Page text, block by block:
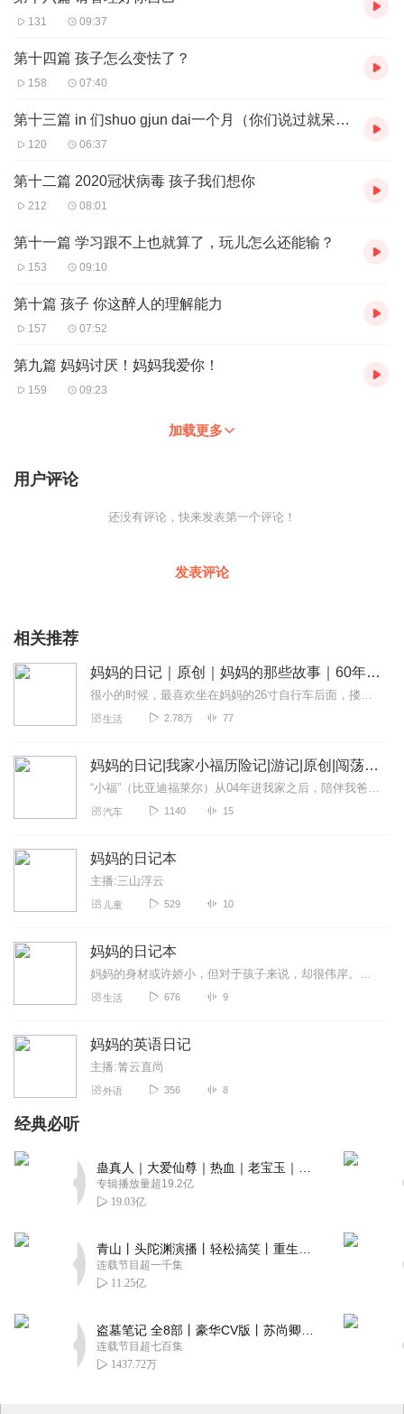
直到到了日子，剖腹产手术时医生把他真的从我肚子里拿出来的时
可能听到这里，你就有想骂我的冲动了吧，但这只是我不负责任的
有了孩子，对我的生活冲击太大了。了解我的朋友可能会对此嗤之
我宁可降低自己的生活质量也一定坚持把阿姨的工资发出来，因为
我不知道该如何对待这个小生命。
我怕我没有自由了。。。
得居家，变得有责任感，各种母性光辉闪闪发光。。。可是，我这
个女人也变了。。。变得焦虑，不知道什么时候才能再出门旅游，
类似于我的孩子好可怜不能喝母乳长大之类。。。而是，灵光一
是不是可以出门了？想到这些，发着高烧的我当时应该笑得很由
看去，很新鲜很有趣，但是真的我和他还不太熟的感觉。。。毕竟
子，转身冲出门跑出去玩儿了。玩儿的很开心，开心到，都忘了问
姨的房间已经熄灯，孩子和阿姨已经睡下了。有了一点点自责，一
点点想念，可第二天当自责和思念烟消云散后还是嘱咐好阿姨，转
转眼几个月过去，带娃的技能我几乎都还不熟练，什么事都还得问
阿姨，可度过了前四个月的合同期，阿姨该开始正常隔周周末休
了。于是我终于惊慌失措忐忑不安的迎来了需要直接面对孩子的时
刻。
不知道该和他说什么，不知道哭了的原因是什么，不知道拉完屎到
底洗干净屁屁没有而一遍遍的再把尿布撕开看看，晚上要喂3次奶，
所以我干脆不睡了。就侧卧在床上支着头等他下一次醒来或喝奶或
还尿布。熬了两个晚上，终于把休假结束的阿姨盼了回来。心里就
感到底在哪里？我的母性光环到底在哪里？
曾经一度，我特别自豪和爱炫耀的就是，我家的阿姨特别好，对孩
炫耀时的听众们在心里都会默默的说，你是个不负责任的妈妈。只
是当时的我，更恐惧带娃这件事，所以拼命的对阿姨好。关于孩子
的问题，阿姨说的都对，只要不用我费心，阿姨可以决定一切事
宜。客观的说，阿姨确实是个难得的好阿姨，她无奈于我对孩子的
陪伴抗拒，无奈于我的贪玩儿，而更发自内心的疼爱我的孩子。这
是这一年来我在努力归位为一个妈妈时阿姨和我聊天谈到的。而当
时的我，并没有觉察。
随着孩子的长大，开始变得和人可以互动的时候，我突然慢慢觉得
觉。
可是，慢慢准备回归家庭生活的我，看到孩子的父亲依然保持着以
衡，凭什么我就要在家陪孩子，凭什么我就不能出去玩儿，凭什么
教育孩子的责任都在我一个人身上。。。于是，也许是报复性的，
我又开始对家若即若离。
131 09:37
第十四篇 孩子怎么变怯了？
158 07:40
第十三篇 in 们shuo gjun dai一个月（你们说过就呆一个月）
120 06:37
第十二篇 2020冠状病毒 孩子我们想你
212 08:01
第十一篇 学习跟不上也就算了，玩儿怎么还能输？
153 09:10
第十篇 孩子 你这醉人的理解能力
157 07:52
第九篇 妈妈讨厌！妈妈我爱你！
159 09:23
加载更多
用户评论
还没有评论，快来发表第一个评论！
发表评论
相关推荐
妈妈的日记｜原创｜妈妈的那些故事｜60年代开始
很小的时候，最喜欢坐在妈妈的26寸自行车后面，搂住送我上学的妈妈的腰，一股妈妈独有的清香随风飘来。一晃眼，现在妈妈已经年过7旬，最常看到妈妈坐在电脑面前写文章画...
生活 2.78万 77
妈妈的日记|我家小福历险记|游记|原创|闯荡江湖
“小福”（比亚迪福莱尔）从04年进我家之后，陪伴我爸爸妈妈无数次闯荡江湖，串起他们50+的精彩人生。妈妈的日记，就将和大家分享旅途中无数的故事，让每一个瞬间有迹...
汽车 1140 15
妈妈的日记本
主播:三山浮云
儿童 529 10
妈妈的日记本
妈妈的身材或许娇小，但对于孩子来说，却很伟岸。漂泊在外不能时常陪在妈妈身边，妈妈的日记本成了靠近她内心的唯一途径。我不在她身边的日子，日记本代替着我陪伴着孤独的...
生活 676 9
妈妈的英语日记
主播:箐云直尚
外语 356 8
经典必听
专辑播放量超19.2亿
19.03亿
连载节目超一千集
11.25亿
连载节目超七百集
1437.72万